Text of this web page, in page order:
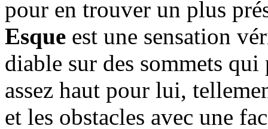
pour en trouver un plus
Esque est une sensation
diable sur des sommets
assez haut pour lui,
et les obstacles avec une